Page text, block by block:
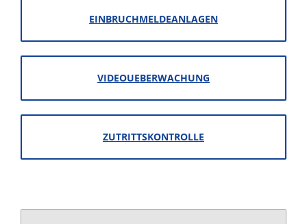
EINBRUCHMELDEANLAGEN
VIDEOUEBERWACHUNG
ZUTRITTSKONTROLLE